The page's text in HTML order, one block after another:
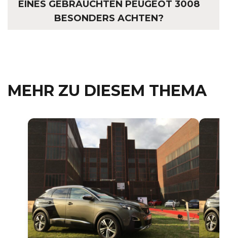
EINES GEBRAUCHTEN PEUGEOT 3008
BESONDERS ACHTEN?
MEHR ZU DIESEM THEMA